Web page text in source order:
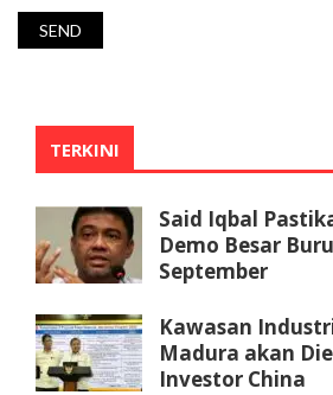
TERKINI
Said Iqbal
Demo Besar
September
Kawasan
Madura akan
Investor China